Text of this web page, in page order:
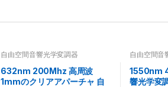
自由空間音響光学変調器
632nm 200Mhz 高周波
1mmのクリアアパーチャ 自
自由空間音
1550nm
響光学変